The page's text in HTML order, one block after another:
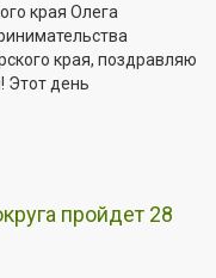
края Олега
края, поздравляю
Этот день
пройдет 28